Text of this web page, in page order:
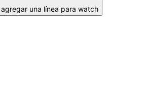
una línea para watch